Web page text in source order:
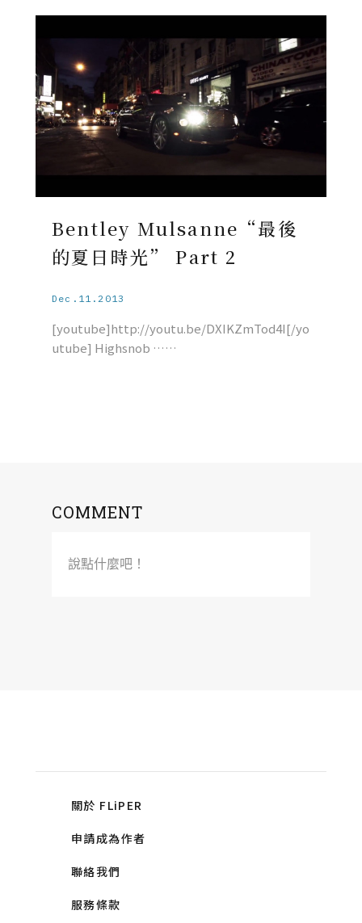
Bentley Mulsanne“最後
的夏日時光” Part 2
Dec.11.2013
[youtube]http://youtu.be/DXIKZmTod4I[/yo
utube] Highsnob ……
COMMENT
說點什麼吧！
關於 FLiPER
申請成為作者
聯絡我們
服務條款